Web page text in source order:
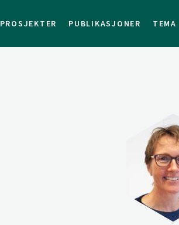
PROSJEKTER PUBLIKASJONER TEMA